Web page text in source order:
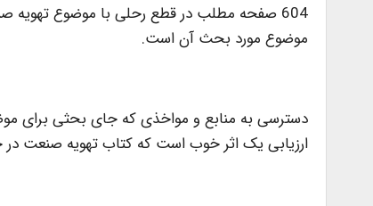
604 صفحه مطلب در قطع رحلی با موضوع
موضوع مورد بحث آن است.
دسترسی به منابع و مواخذی که جای بحثی برای
ارزیابی یک اثر خوب است که کتاب تهویه صنعت در